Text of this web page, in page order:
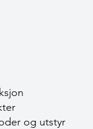
og utstyr